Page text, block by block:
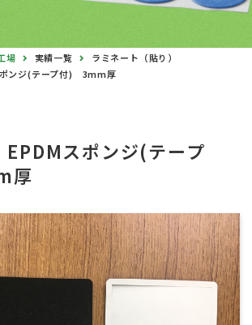
場 実績一覧
ラミネート（貼り）
ンジ(テープ付) 3mm厚
スポンジ(テープ
厚